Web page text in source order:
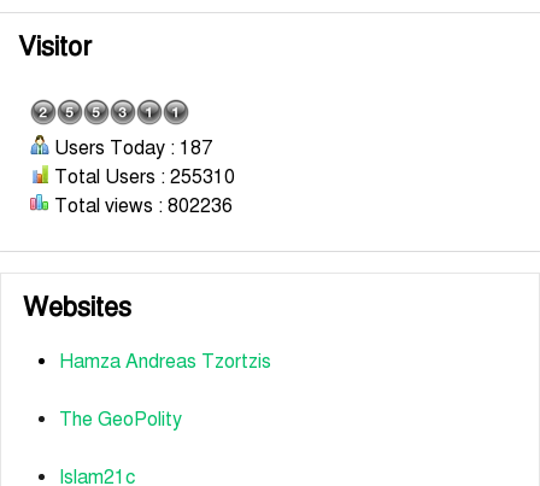
Visitor
Users Today : 187
Total Users : 255310
Total views : 802236
Websites
Hamza Andreas Tzortzis
The GeoPolity
Islam21c